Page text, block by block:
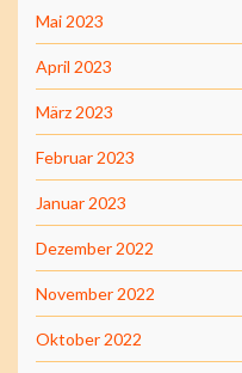
Mai 2023
April 2023
März 2023
Februar 2023
Januar 2023
Dezember 2022
November 2022
Oktober 2022